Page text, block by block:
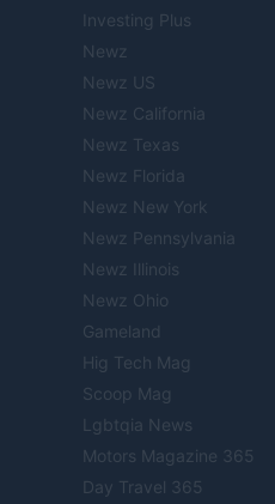
Investing Plus
Newz
Newz US
Newz California
Newz Texas
Newz Florida
Newz New York
Newz Pennsylvania
Newz Illinois
Newz Ohio
Gameland
Hig Tech Mag
Scoop Mag
Lgbtqia News
Motors Magazine 365
Day Travel 365